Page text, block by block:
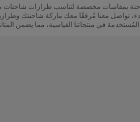
بمقاسات مخصصة لتناسب طرازات شاحنات
للبدء، تواصل معنا مُرفقًا معك ماركة شاحنتك
المُستخدمة في منتجاتنا القياسية، مما يضمن